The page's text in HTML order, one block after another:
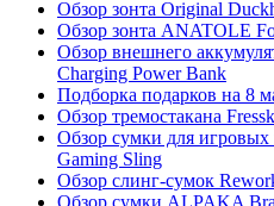
Обзор зонта Original
Обзор зонта ANATOLE
Обзор внешнего
Charging Power Bank
Подборка подарков на 8
Обзор тремостакана
Обзор сумки для
Gaming Sling
Обзор слинг-сумок